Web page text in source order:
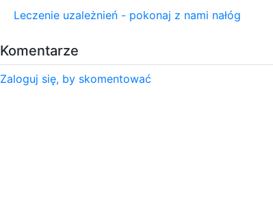
Leczenie uzależnień - pokonaj z nami nałóg
Komentarze
Zaloguj się, by skomentować